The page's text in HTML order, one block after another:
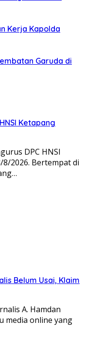
Kerja Kapolda
Garuda di
Ketapang
DPC HNSI
2026. Bertempat di
Belum Usai, Klaim
A. Hamdan
media online yang